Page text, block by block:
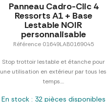
Panneau Cadro-Clic 4
Ressorts A1 + Base
Lestable NOIR
personnalisable
Référence 01649LAB0169045
Stop trottoir lestable et étanche pour
une utilisation en extérieur par tous les
temps....
En stock : 32 pièces disponibles